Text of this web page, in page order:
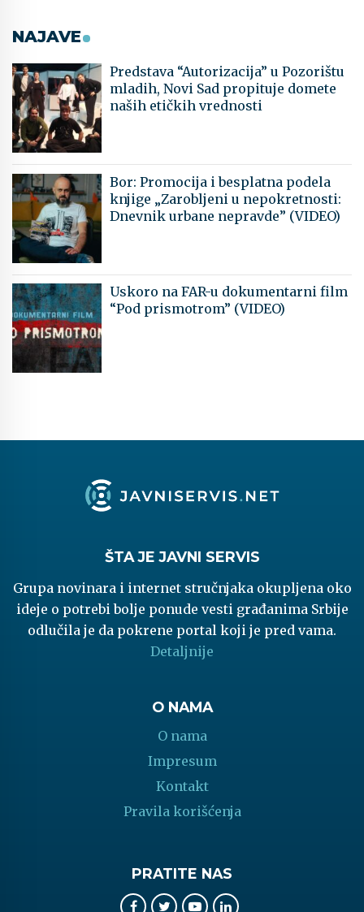
NAJAVE
Predstava “Autorizacija” u Pozorištu
mladih, Novi Sad propituje domete
naših etičkih vrednosti
Bor: Promocija i besplatna podela
knjige „Zarobljeni u nepokretnosti:
Dnevnik urbane nepravde” (VIDEO)
Uskoro na FAR-u dokumentarni film
“Pod prismotrom” (VIDEO)
ŠTA JE JAVNI SERVIS
Grupa novinara i internet stručnjaka okupljena oko
ideje o potrebi bolje ponude vesti građanima Srbije
odlučila je da pokrene portal koji je pred vama.
Detaljnije
O NAMA
O nama
Impresum
Kontakt
Pravila korišćenja
PRATITE NAS